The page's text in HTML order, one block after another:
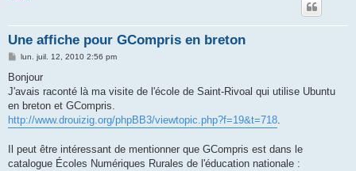
Une affiche pour GCompris en breton
M
s
a
g
lun. juil. 12, 2010 2:56 pm
Bonjour
J'avais raconté là ma visite de l'école de Saint-Rivoal qui utilise Ubuntu
en breton et GCompris.
http://www.drouizig.org/phpBB3/viewtopic.php?f=19&t=718.
Il peut être intéressant de mentionner que GCompris est dans le
catalogue Écoles Numériques Rurales de l'éducation nationale :